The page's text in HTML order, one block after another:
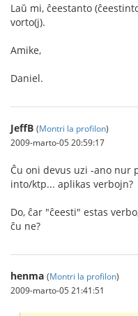
Laŭ mi, ĉeestanto
vorto(j).
Amike,
Daniel.
JeffB (Montri la profilon)
2009-marto-05 20:59:17
Ĉu oni devus uzi -ano nur
into/ktp... aplikas verbojn?
Do, ĉar "ĉeesti" estas
ĉu ne?
henma (Montri la profilon)
2009-marto-05 21:41:51